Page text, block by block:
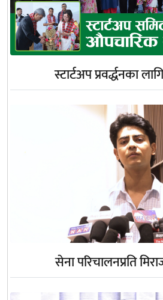
स्टार्टअप प्रवर्द्धनका
सेना परिचालनप्रति